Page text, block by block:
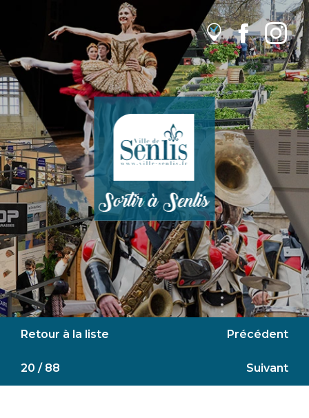
Retour à la liste Précédent
20 / 88 Suivant